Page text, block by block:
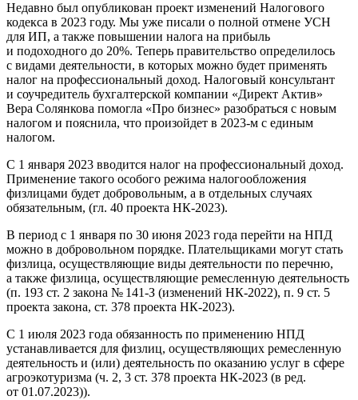
Недавно был опубликован проект изменений Налогового
кодекса в 2023 году. Мы уже писали о полной отмене УСН
для ИП, а также повышении налога на прибыль
и подоходного до 20%. Теперь правительство определилось
с видами деятельности, в которых можно будет применять
налог на профессиональный доход. Налоговый консультант
и соучредитель бухгалтерской компании «Директ Актив»
Вера Солянкова помогла «Про бизнес» разобраться с новым
налогом и пояснила, что произойдет в 2023-м с единым
налогом.
С 1 января 2023 вводится налог на профессиональный доход.
Применение такого особого режима налогообложения
физлицами будет добровольным, а в отдельных случаях
обязательным, (гл. 40 проекта НК-2023).
В период с 1 января по 30 июня 2023 года перейти на НПД
можно в добровольном порядке. Плательщиками могут стать
физлица, осуществляющие виды деятельности по перечню,
а также физлица, осуществляющие ремесленную деятельность
(п. 193 ст. 2 закона № 141-З (изменений НК-2022), п. 9 ст. 5
проекта закона, ст. 378 проекта НК-2023).
С 1 июля 2023 года обязанность по применению НПД
устанавливается для физлиц, осуществляющих ремесленную
деятельность и (или) деятельность по оказанию услуг в сфере
агроэкотуризма (ч. 2, 3 ст. 378 проекта НК-2023 (в ред.
от 01.07.2023)).